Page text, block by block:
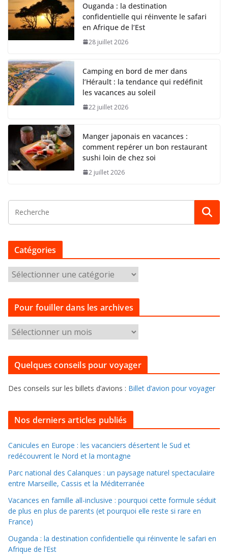
Ouganda : la destination
confidentielle qui réinvente le safari
en Afrique de l’Est
28 juillet 2026
Camping en bord de mer dans
l’Hérault : la tendance qui redéfinit
les vacances au soleil
22 juillet 2026
Manger japonais en vacances :
comment repérer un bon restaurant
sushi loin de chez soi
2 juillet 2026
Catégories
a
t
g
e
s
Pour fouiller dans les archives
o
u
o
l
l
e
r
d
a
n
s
e
Quelques conseils pour voyager
Des conseils sur les billets d’avions : Billet d’avion pour voyager
Nos derniers articles publiés
Canicules en Europe : les vacanciers désertent le Sud et
redécouvrent le Nord et la montagne
Parc national des Calanques : un paysage naturel spectaculaire
entre Marseille, Cassis et la Méditerranée
Vacances en famille all-inclusive : pourquoi cette formule séduit
de plus en plus de parents (et pourquoi elle reste si rare en
France)
Ouganda : la destination confidentielle qui réinvente le safari en
Afrique de l’Est